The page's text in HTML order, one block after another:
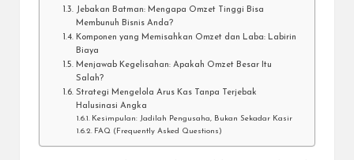
Jebakan Batman: Mengapa Omzet Tinggi Bisa
Membunuh Bisnis Anda?
Komponen yang Memisahkan Omzet dan Laba: Labirin
Biaya
Menjawab Kegelisahan: Apakah Omzet Besar Itu
Salah?
Strategi Mengelola Arus Kas Tanpa Terjebak
Halusinasi Angka
Kesimpulan: Jadilah Pengusaha, Bukan Sekadar Kasir
FAQ (Frequently Asked Questions)